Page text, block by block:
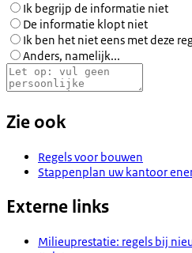
Ik begrijp de informatie niet
De informatie klopt niet
Ik ben het niet eens met deze
Anders, namelijk...
Zie ook
Regels voor bouwen
Stappenplan uw kantoor
Externe links
Milieuprestatie: regels bij